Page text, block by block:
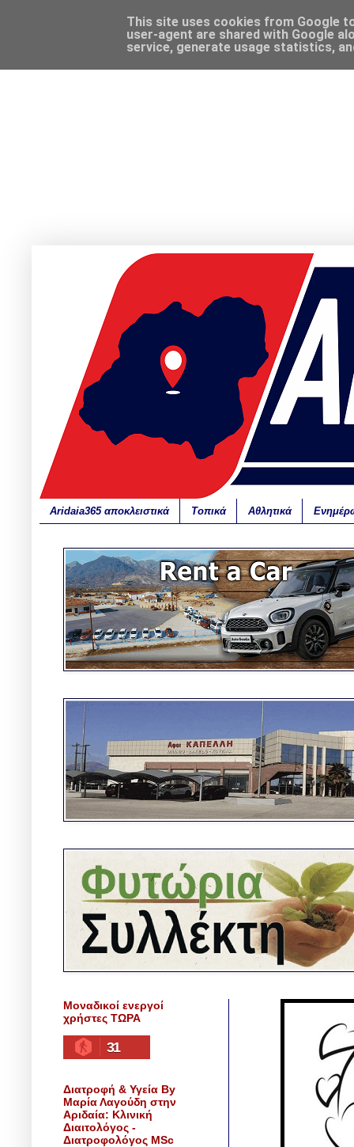
Aridaia365 αποκλειστικά Τοπικά Αθλητικά
Μοναδικοί ενεργοί
χρήστες ΤΩΡΑ
31
Διατροφή & Υγεία By
Μαρία Λαγούδη στην
Αριδαία: Κλινική
Διαιτολόγος -
Διατροφολόγος MSc
This site uses cookies from Google
user-agent are shared with Google
service, generate usage statistics,